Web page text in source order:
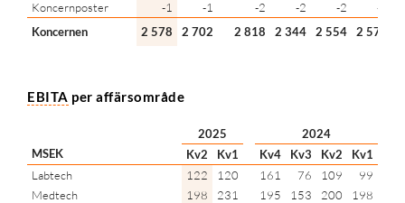
Koncernposter
-1 -1 -2 -2 -2
-1
Koncernen
2 578 2 702 2 818 2 344 2 554 2 570
EBITA per affärsområde
2025
2024
MSEK
Kv2 Kv1 Kv4 Kv3 Kv2
Kv1
Labtech
122 120 161 76 109
99
Medtech
198 231 195 153 200
198